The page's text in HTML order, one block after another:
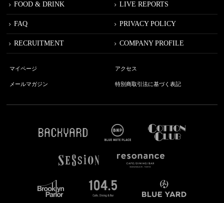
FOOD & DRINK LIVE REPORTS
FAQ PRIVACY POLICY
RECRUITMENT COMPANY PROFILE
マイページ アクセス
メールマガジン 特別商取引法に基づく表記